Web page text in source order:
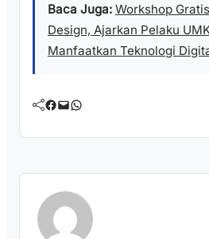
Baca Juga: Workshop
Design, Ajarkan Pelaku
Manfaatkan Teknologi
Facebook Mail WhatsApp